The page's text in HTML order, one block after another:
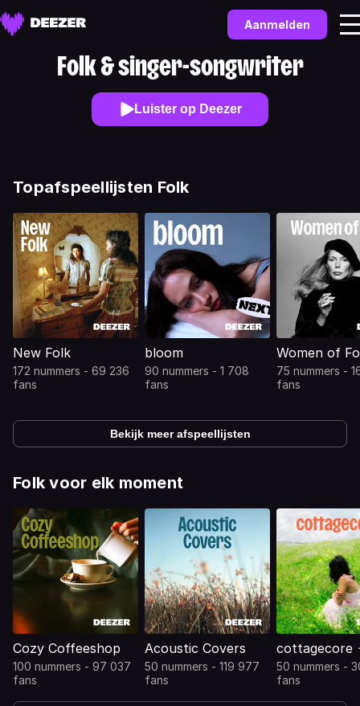
Aanmelden
Folk & singer-songwriter
Luister op Deezer
Topafspeellijsten Folk
New Folk
172 nummers - 69 236
fans
bloom
90 nummers - 1 708
fans
Women of
75 nummers -
fans
Bekijk meer afspeellijsten
Folk voor elk moment
Cozy Coffeeshop
100 nummers - 97 037
fans
Acoustic Covers
50 nummers - 119 977
fans
cottagecore
50 nummers -
fans